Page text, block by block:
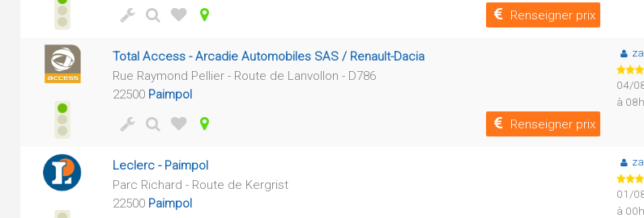
Renseigner prix
Total Access - Arcadie Automobiles SAS / Renault-Dacia
Rue Raymond Pellier - Route de Lanvollon - D786
22500 Paimpol
Renseigner prix
04/
à
Leclerc - Paimpol
Parc Richard - Route de Kergrist
22500 Paimpol
01/
à